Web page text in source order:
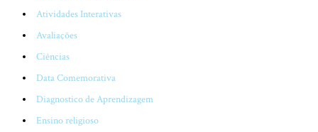
Atividades Interativas
Avaliações
Ciências
Data Comemorativa
Diagnostico de Aprendizagem
Ensino religioso